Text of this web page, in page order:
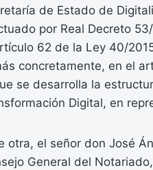
de Estado de
por Real Decreto
62 de la Ley 40/
concretamente, en el
se desarrolla la
Digital, en
otra, el señor don José
General del